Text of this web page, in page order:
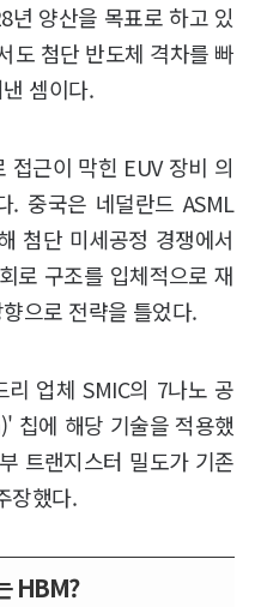
년 양산을 목표로 하고 있
도 첨단 반도체 격차를 빠
셈이다.
접근이 막힌 EUV 장비 의
. 중국은 네덜란드 ASML
첨단 미세공정 경쟁에서
로 구조를 입체적으로 재
으로 전략을 틀었다.
업체 SMIC의 7나노 공
칩에 해당 기술을 적용했
트랜지스터 밀도가 기존
장했다.
HBM?